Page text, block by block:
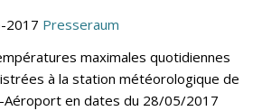
2017 Presseraum
maximales quotidiennes
à la station météorologique de
Aéroport en dates du 28/05/2017